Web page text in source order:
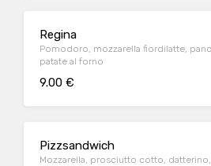
Regina
Pomodoro, mozzarella fiordilatte,
patate al forno
9.00 €
Pizzsandwich
Mozzarella, prosciutto cotto,